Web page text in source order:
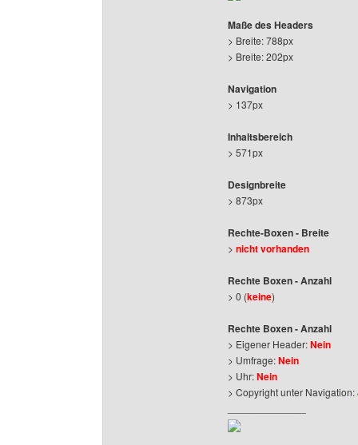
Maße des Headers
> Breite: 788px
> Breite: 202px
Navigation
> 137px
Inhaltsbereich
> 571px
Designbreite
> 873px
Rechte-Boxen - Breite
> nicht vorhanden
Rechte Boxen - Anzahl
> 0 (keine)
Rechte Boxen - Anzahl
> Eigener Header:Nein
> Umfrage:Nein
> Uhr:Nein
> Copyright unter Navigation: